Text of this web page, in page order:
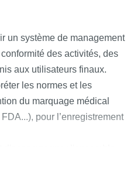
un système de management
des activités, des
aux utilisateurs finaux.
les normes et les
du marquage médical
pour l’enregistrement
SAV, Marketing,